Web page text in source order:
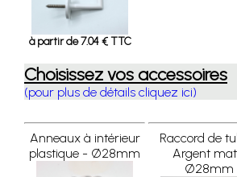
à partir de 7.04 € TTC
Choisissez vos accessoires
(pour plus de détails cliquez ici)
Anneaux à intérieur
plastique - Ø28mm
Raccord de
Argent
Ø28mm